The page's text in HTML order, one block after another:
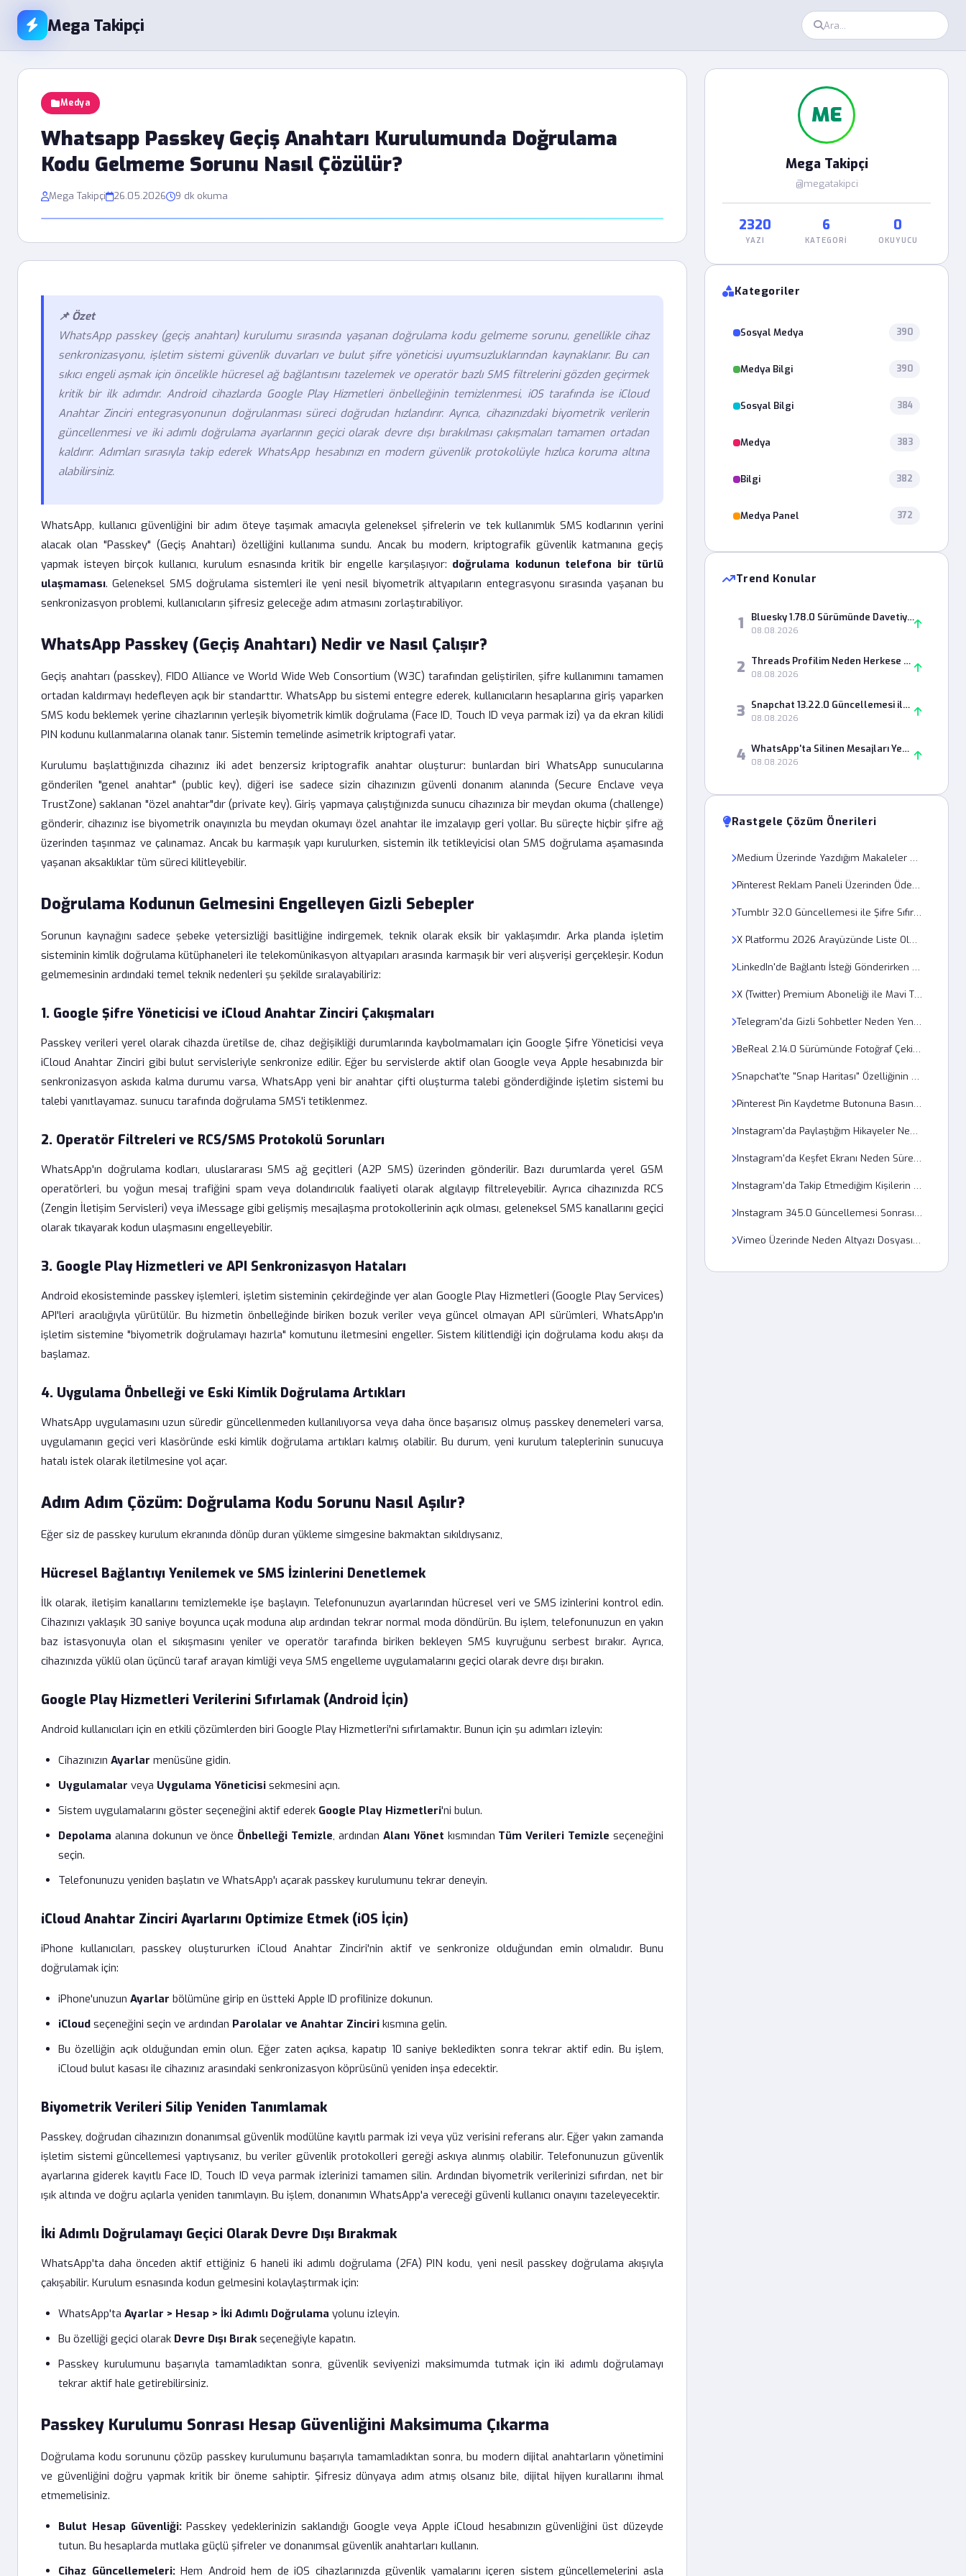
Mega Takipçi
Medya
Whatsapp Passkey Geçiş Anahtarı Kurulumunda Doğrulama
Kodu Gelmeme Sorunu Nasıl Çözülür?
Mega Takipçi 26.05.2026 9 dk okuma
📌 Özet
WhatsApp passkey (geçiş anahtarı) kurulumu sırasında yaşanan doğrulama kodu gelmeme sorunu, genellikle cihaz
senkronizasyonu, işletim sistemi güvenlik duvarları ve bulut şifre yöneticisi uyumsuzluklarından kaynaklanır. Bu can
sıkıcı engeli aşmak için öncelikle hücresel ağ bağlantısını tazelemek ve operatör bazlı SMS filtrelerini gözden geçirmek
kritik bir ilk adımdır. Android cihazlarda Google Play Hizmetleri önbelleğinin temizlenmesi, iOS tarafında ise iCloud
Anahtar Zinciri entegrasyonunun doğrulanması süreci doğrudan hızlandırır. Ayrıca, cihazınızdaki biyometrik verilerin
güncellenmesi ve iki adımlı doğrulama ayarlarının geçici olarak devre dışı bırakılması çakışmaları tamamen ortadan
kaldırır. Adımları sırasıyla takip ederek WhatsApp hesabınızı en modern güvenlik protokolüyle hızlıca koruma altına
alabilirsiniz.
WhatsApp, kullanıcı güvenliğini bir adım öteye taşımak amacıyla geleneksel şifrelerin ve tek kullanımlık SMS kodlarının yerini
alacak olan "Passkey" (Geçiş Anahtarı) özelliğini kullanıma sundu. Ancak bu modern, kriptografik güvenlik katmanına geçiş
yapmak isteyen birçok kullanıcı, kurulum esnasında kritik bir engelle karşılaşıyor: doğrulama kodunun telefona bir türlü
ulaşmaması. Geleneksel SMS doğrulama sistemleri ile yeni nesil biyometrik altyapıların entegrasyonu sırasında yaşanan bu
senkronizasyon problemi, kullanıcıların şifresiz geleceğe adım atmasını zorlaştırabiliyor.
WhatsApp Passkey (Geçiş Anahtarı) Nedir ve Nasıl Çalışır?
Geçiş anahtarı (passkey), FIDO Alliance ve World Wide Web Consortium (W3C) tarafından geliştirilen, şifre kullanımını tamamen
ortadan kaldırmayı hedefleyen açık bir standarttır. WhatsApp bu sistemi entegre ederek, kullanıcıların hesaplarına giriş yaparken
SMS kodu beklemek yerine cihazlarının yerleşik biyometrik kimlik doğrulama (Face ID, Touch ID veya parmak izi) ya da ekran kilidi
PIN kodunu kullanmalarına olanak tanır. Sistemin temelinde asimetrik kriptografi yatar.
Kurulumu başlattığınızda cihazınız iki adet benzersiz kriptografik anahtar oluşturur: bunlardan biri WhatsApp sunucularına
gönderilen "genel anahtar" (public key), diğeri ise sadece sizin cihazınızın güvenli donanım alanında (Secure Enclave veya
TrustZone) saklanan "özel anahtar"dır (private key). Giriş yapmaya çalıştığınızda sunucu cihazınıza bir meydan okuma (challenge)
gönderir, cihazınız ise biyometrik onayınızla bu meydan okumayı özel anahtar ile imzalayıp geri yollar. Bu süreçte hiçbir şifre ağ
üzerinden taşınmaz ve çalınamaz. Ancak bu karmaşık yapı kurulurken, sistemin ilk tetikleyicisi olan SMS doğrulama aşamasında
yaşanan aksaklıklar tüm süreci kilitleyebilir.
Doğrulama Kodunun Gelmesini Engelleyen Gizli Sebepler
Sorunun kaynağını sadece şebeke yetersizliği basitliğine indirgemek, teknik olarak eksik bir yaklaşımdır. Arka planda işletim
sisteminin kimlik doğrulama kütüphaneleri ile telekomünikasyon altyapıları arasında karmaşık bir veri alışverişi gerçekleşir. Kodun
gelmemesinin ardındaki temel teknik nedenleri şu şekilde sıralayabiliriz:
1. Google Şifre Yöneticisi ve iCloud Anahtar Zinciri Çakışmaları
Passkey verileri yerel olarak cihazda üretilse de, cihaz değişikliği durumlarında kaybolmamaları için Google Şifre Yöneticisi veya
iCloud Anahtar Zinciri gibi bulut servisleriyle senkronize edilir. Eğer bu servislerde aktif olan Google veya Apple hesabınızda bir
senkronizasyon askıda kalma durumu varsa, WhatsApp yeni bir anahtar çifti oluşturma talebi gönderdiğinde işletim sistemi bu
talebi yanıtlayamaz. sunucu tarafında doğrulama SMS'i tetiklenmez.
2. Operatör Filtreleri ve RCS/SMS Protokolü Sorunları
WhatsApp'ın doğrulama kodları, uluslararası SMS ağ geçitleri (A2P SMS) üzerinden gönderilir. Bazı durumlarda yerel GSM
operatörleri, bu yoğun mesaj trafiğini spam veya dolandırıcılık faaliyeti olarak algılayıp filtreleyebilir. Ayrıca cihazınızda RCS
(Zengin İletişim Servisleri) veya iMessage gibi gelişmiş mesajlaşma protokollerinin açık olması, geleneksel SMS kanallarını geçici
olarak tıkayarak kodun ulaşmasını engelleyebilir.
3. Google Play Hizmetleri ve API Senkronizasyon Hataları
Android ekosisteminde passkey işlemleri, işletim sisteminin çekirdeğinde yer alan Google Play Hizmetleri (Google Play Services)
API'leri aracılığıyla yürütülür. Bu hizmetin önbelleğinde biriken bozuk veriler veya güncel olmayan API sürümleri, WhatsApp'ın
işletim sistemine "biyometrik doğrulamayı hazırla" komutunu iletmesini engeller. Sistem kilitlendiği için doğrulama kodu akışı da
başlamaz.
4. Uygulama Önbelleği ve Eski Kimlik Doğrulama Artıkları
WhatsApp uygulamasını uzun süredir güncellenmeden kullanılıyorsa veya daha önce başarısız olmuş passkey denemeleri varsa,
uygulamanın geçici veri klasöründe eski kimlik doğrulama artıkları kalmış olabilir. Bu durum, yeni kurulum taleplerinin sunucuya
hatalı istek olarak iletilmesine yol açar.
Adım Adım Çözüm: Doğrulama Kodu Sorunu Nasıl Aşılır?
Eğer siz de passkey kurulum ekranında dönüp duran yükleme simgesine bakmaktan sıkıldıysanız,
Hücresel Bağlantıyı Yenilemek ve SMS İzinlerini Denetlemek
İlk olarak, iletişim kanallarını temizlemekle işe başlayın. Telefonunuzun ayarlarından hücresel veri ve SMS izinlerini kontrol edin.
Cihazınızı yaklaşık 30 saniye boyunca uçak moduna alıp ardından tekrar normal moda döndürün. Bu işlem, telefonunuzun en yakın
baz istasyonuyla olan el sıkışmasını yeniler ve operatör tarafında biriken bekleyen SMS kuyruğunu serbest bırakır. Ayrıca,
cihazınızda yüklü olan üçüncü taraf arayan kimliği veya SMS engelleme uygulamalarını geçici olarak devre dışı bırakın.
Google Play Hizmetleri Verilerini Sıfırlamak (Android İçin)
Android kullanıcıları için en etkili çözümlerden biri Google Play Hizmetleri'ni sıfırlamaktır. Bunun için şu adımları izleyin:
Cihazınızın Ayarlar menüsüne gidin.
Uygulamalar veya Uygulama Yöneticisi sekmesini açın.
Sistem uygulamalarını göster seçeneğini aktif ederek Google Play Hizmetleri'ni bulun.
Depolama alanına dokunun ve önce Önbelleği Temizle, ardından Alanı Yönet kısmından Tüm Verileri Temizle seçeneğini
seçin.
Telefonunuzu yeniden başlatın ve WhatsApp'ı açarak passkey kurulumunu tekrar deneyin.
iCloud Anahtar Zinciri Ayarlarını Optimize Etmek (iOS İçin)
iPhone kullanıcıları, passkey oluştururken iCloud Anahtar Zinciri'nin aktif ve senkronize olduğundan emin olmalıdır. Bunu
doğrulamak için:
iPhone'unuzun Ayarlar bölümüne girip en üstteki Apple ID profilinize dokunun.
iCloud seçeneğini seçin ve ardından Parolalar ve Anahtar Zinciri kısmına gelin.
Bu özelliğin açık olduğundan emin olun. Eğer zaten açıksa, kapatıp 10 saniye bekledikten sonra tekrar aktif edin. Bu işlem,
iCloud bulut kasası ile cihazınız arasındaki senkronizasyon köprüsünü yeniden inşa edecektir.
Biyometrik Verileri Silip Yeniden Tanımlamak
Passkey, doğrudan cihazınızın donanımsal güvenlik modülüne kayıtlı parmak izi veya yüz verisini referans alır. Eğer yakın zamanda
işletim sistemi güncellemesi yaptıysanız, bu veriler güvenlik protokolleri gereği askıya alınmış olabilir. Telefonunuzun güvenlik
ayarlarına giderek kayıtlı Face ID, Touch ID veya parmak izlerinizi tamamen silin. Ardından biyometrik verilerinizi sıfırdan, net bir
ışık altında ve doğru açılarla yeniden tanımlayın. Bu işlem, donanımın WhatsApp'a vereceği güvenli kullanıcı onayını tazeleyecektir.
İki Adımlı Doğrulamayı Geçici Olarak Devre Dışı Bırakmak
WhatsApp'ta daha önceden aktif ettiğiniz 6 haneli iki adımlı doğrulama (2FA) PIN kodu, yeni nesil passkey doğrulama akışıyla
çakışabilir. Kurulum esnasında kodun gelmesini kolaylaştırmak için:
WhatsApp'ta Ayarlar > Hesap > İki Adımlı Doğrulama yolunu izleyin.
Bu özelliği geçici olarak Devre Dışı Bırakseçeneğiyle kapatın.
Passkey kurulumunu başarıyla tamamladıktan sonra, güvenlik seviyenizi maksimumda tutmak için iki adımlı doğrulamayı
tekrar aktif hale getirebilirsiniz.
Passkey Kurulumu Sonrası Hesap Güvenliğini Maksimuma Çıkarma
Doğrulama kodu sorununu çözüp passkey kurulumunu başarıyla tamamladıktan sonra, bu modern dijital anahtarların yönetimini
ve güvenliğini doğru yapmak kritik bir öneme sahiptir. Şifresiz dünyaya adım atmış olsanız bile, dijital hijyen kurallarını ihmal
etmemelisiniz.
Bulut Hesap Güvenliği:Passkey yedeklerinizin saklandığı Google veya Apple iCloud hesabınızın güvenliğini üst düzeyde
tutun. Bu hesaplarda mutlaka güçlü şifreler ve donanımsal güvenlik anahtarları kullanın.
Cihaz Güncellemeleri:Hem Android hem de iOS cihazlarınızda güvenlik yamalarını içeren sistem güncellemelerini asla
ME
Mega Takipçi
@megatakipci
2320
YAZI
6
KATEGORI
0
OKUYUCU
Kategoriler
Sosyal Medya 390
Medya Bilgi 390
Sosyal Bilgi 384
Medya 383
Bilgi 382
Medya Panel 372
Trend Konular
1 Bluesky 1.78.0 Sürümünde Davetiye Kodu Neden Geçersiz Sayılıyor?
08.08.2026
2 Threads Profilim Neden Herkese Açık Olarak Gözükmüyor?
08.08.2026
3 Snapchat 13.22.0 Güncellemesi ile Snap Streak Nasıl Geri Alınır?
08.08.2026
4 WhatsApp'ta Silinen Mesajları Yedeklemeden Görme Şansım Var mı?
08.08.2026
Rastgele Çözüm Önerileri
Medium Üzerinde Yazdığım Makaleler Neden Taslak Olarak Kalıyor?
Pinterest Reklam Paneli Üzerinden Ödeme Yöntemi Güncellenirken Neden 500 Hatası Alıyorum?
Tumblr 32.0 Güncellemesi ile Şifre Sıfırlama Maili Neden Gelmiyor?
X Platformu 2026 Arayüzünde Liste Oluşturma 403 Forbidden Hatası Nasıl Düzeltilir?
LinkedIn'de Bağlantı İsteği Gönderirken Not Nasıl Eklenir?
X (Twitter) Premium Aboneliği ile Mavi Tik Nasıl Doğrulanır?
Telegram'da Gizli Sohbetler Neden Yeni Cihazda Gözükmüyor?
BeReal 2.14.0 Sürümünde Fotoğraf Çekimi Neden Hata Veriyor?
Snapchat'te "Snap Haritası" Özelliğinin Yüklenmemesi Nasıl Düzeltilir?
Pinterest Pin Kaydetme Butonuna Basınca Neden Sayfa Yenileniyor?
Instagram'da Paylaştığım Hikayeler Neden Bulanık Görünüyor?
Instagram'da Keşfet Ekranı Neden Sürekli Aynı İçerikleri Gösteriyor?
Instagram'da Takip Etmediğim Kişilerin Gönderilerini Nasıl Engellerim?
Instagram 345.0 Güncellemesi Sonrası Reels Videoları Neden Kasıyor?
Vimeo Üzerinde Neden Altyazı Dosyası Yüklenmiyor?